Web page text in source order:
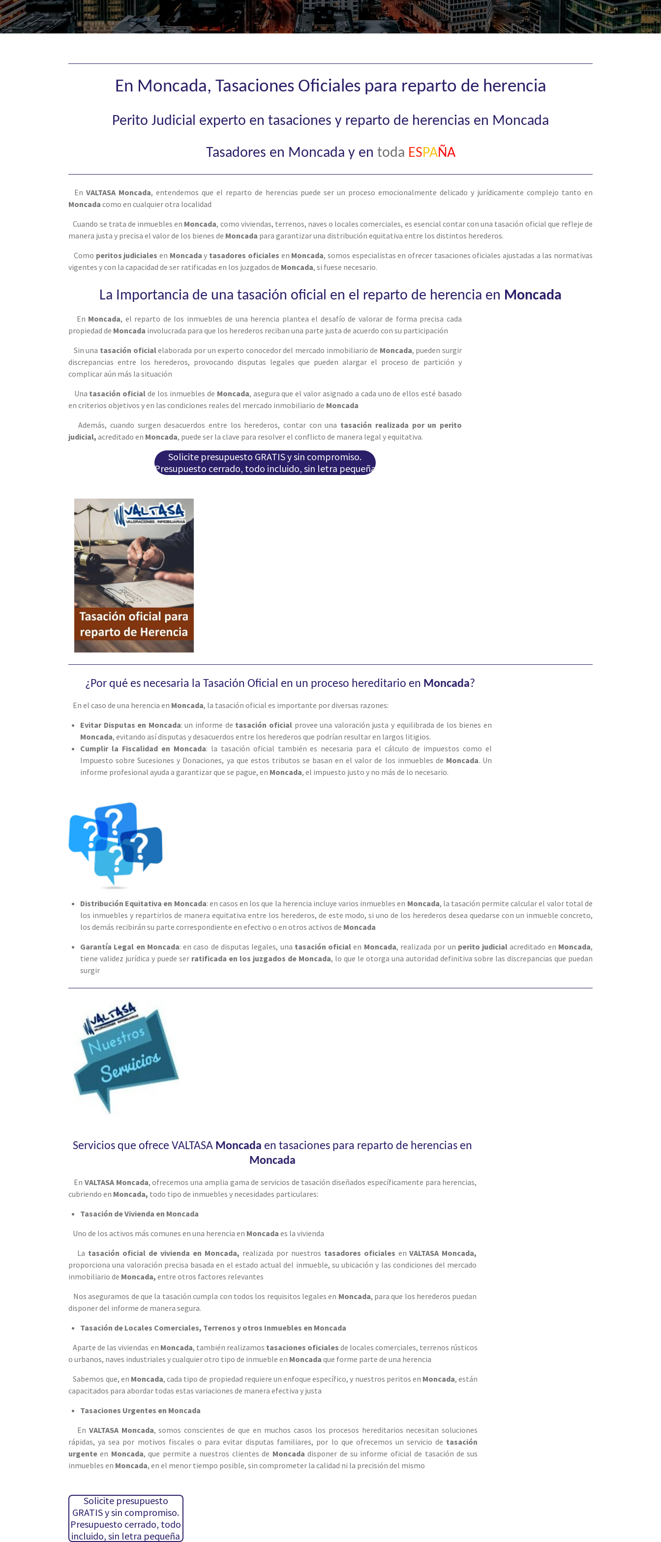
En Moncada, Tasaciones Oficiales para reparto de herencia
Perito Judicial experto en tasaciones y reparto de herencias en Moncada
Tasadores en Moncada y en toda ESPAÑA
En VALTASA Moncada, entendemos que el reparto de herencias puede ser un proceso emocionalmente delicado y jurídicamente complejo tanto en
Moncada como en cualquier otra localidad
Cuando se trata de inmuebles en Moncada, como viviendas, terrenos, naves o locales comerciales, es esencial contar con una tasación oficial que refleje de
manera justa y precisa el valor de los bienes de Moncada para garantizar una distribución equitativa entre los distintos herederos.
Como peritos judiciales en Moncada y tasadores oficiales en Moncada, somos especialistas en ofrecer tasaciones oficiales ajustadas a las normativas
vigentes y con la capacidad de ser ratificadas en los juzgados de Moncada, si fuese necesario.
La Importancia de una tasación oficial en el reparto de herencia en Moncada
En Moncada, el reparto de los inmuebles de una herencia plantea el desafío de valorar de forma precisa cada
propiedad de Moncada involucrada para que los herederos reciban una parte justa de acuerdo con su participación
Sin una tasación oficial elaborada por un experto conocedor del mercado inmobiliario de Moncada, pueden surgir
discrepancias entre los herederos, provocando disputas legales que pueden alargar el proceso de partición y
complicar aún más la situación
Una tasación oficial de los inmuebles de Moncada, asegura que el valor asignado a cada uno de ellos esté basado
en criterios objetivos y en las condiciones reales del mercado inmobiliario de Moncada
Además, cuando surgen desacuerdos entre los herederos, contar con una tasación realizada por un perito
judicial, acreditado en Moncada, puede ser la clave para resolver el conflicto de manera legal y equitativa.
Solicite presupuesto GRATIS y sin compromiso.
Presupuesto cerrado, todo incluido, sin letra pequeña
¿Por qué es necesaria la Tasación Oficial en un proceso hereditario en Moncada?
En el caso de una herencia en Moncada, la tasación oficial es importante por diversas razones:
Evitar Disputas en Moncada: un informe de tasación oficialprovee una valoración justa y equilibrada de los bienes en
Moncada, evitando así disputas y desacuerdos entre los herederos que podrían resultar en largos litigios.
Cumplir la Fiscalidad en Moncada: la tasación oficial también es necesaria para el cálculo de impuestos como el
Impuesto sobre Sucesiones y Donaciones, ya que estos tributos se basan en el valor de los inmuebles de Moncada. Un
informe profesional ayuda a garantizar que se pague, en Moncada, el impuesto justo y no más de lo necesario.
Distribución Equitativa en Moncada: en casos en los que la herencia incluye varios inmuebles en Moncada, la tasación permite calcular el valor total de
los inmuebles y repartirlos de manera equitativa entre los herederos, de este modo, si uno de los herederos desea quedarse con un inmueble concreto,
los demás recibirán su parte correspondiente en efectivo o en otros activos de Moncada
Garantía Legal en Moncada: en caso de disputas legales, una tasación oficial en Moncada, realizada por un perito judicial acreditado en Moncada,
tiene validez jurídica y puede ser ratificada en los juzgados de Moncada, lo que le otorga una autoridad definitiva sobre las discrepancias que puedan
surgir
Servicios que ofrece VALTASA Moncada en tasaciones para reparto de herencias en
Moncada
En VALTASA Moncada, ofrecemos una amplia gama de servicios de tasación diseñados específicamente para herencias,
cubriendo en Moncada, todo tipo de inmuebles y necesidades particulares:
Tasación de Vivienda en Moncada
Uno de los activos más comunes en una herencia en Moncada es la vivienda
La tasación oficial de vivienda en Moncada, realizada por nuestros tasadores oficiales enVALTASA Moncada,
proporciona una valoración precisa basada en el estado actual del inmueble, su ubicación y las condiciones del mercado
inmobiliario de Moncada, entre otros factores relevantes
Nos aseguramos de que la tasación cumpla con todos los requisitos legales en Moncada, para que los herederos puedan
disponer del informe de manera segura.
Tasación de Locales Comerciales, Terrenos y otros Inmuebles en Moncada
Aparte de las viviendas en Moncada, también realizamos tasaciones oficiales de locales comerciales, terrenos rústicos
o urbanos, naves industriales y cualquier otro tipo de inmueble en Moncada que forme parte de una herencia
Sabemos que, en Moncada, cada tipo de propiedad requiere un enfoque específico, y nuestros peritos en Moncada, están
capacitados para abordar todas estas variaciones de manera efectiva y justa
Tasaciones Urgentes en Moncada
En VALTASA Moncada, somos conscientes de que en muchos casos los procesos hereditarios necesitan soluciones
rápidas, ya sea por motivos fiscales o para evitar disputas familiares, por lo que ofrecemos un servicio de tasación
urgente en Moncada, que permite a nuestros clientes de Moncadadisponer de su informe oficial de tasación de sus
inmuebles en Moncada, en el menor tiempo posible, sin comprometer la calidad ni la precisión del mismo
Solicite presupuesto
GRATIS y sin compromiso.
Presupuesto cerrado, todo
incluido, sin letra pequeña